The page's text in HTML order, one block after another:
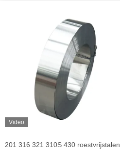
Video
201 316 321 310S 430 roestvrijstalen